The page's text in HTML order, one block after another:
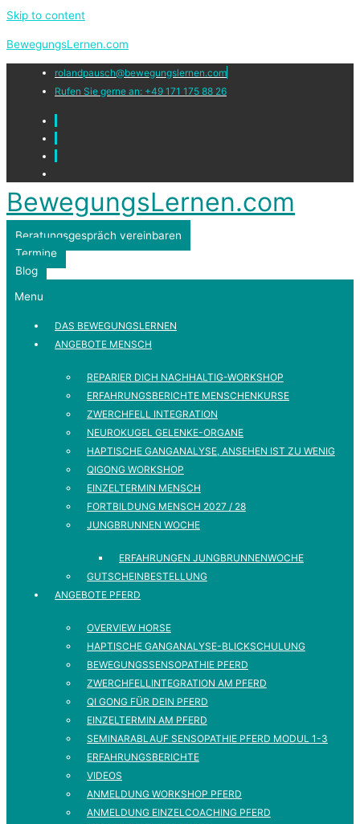
Skip to content
BewegungsLernen.com
rolandpausch@bewegungslernen.com
Rufen Sie gerne an: +49 171 175 88 26
BewegungsLernen.com
Beratungsgespräch vereinbaren
Termine
Blog
Menu
DAS BEWEGUNGSLERNEN
ANGEBOTE MENSCH
REPARIER DICH NACHHALTIG-WORKSHOP
ERFAHRUNGSBERICHTE MENSCHENKURSE
ZWERCHFELL INTEGRATION
NEUROKUGEL GELENKE-ORGANE
HAPTISCHE GANGANALYSE, ANSEHEN IST ZU WENIG
QIGONG WORKSHOP
EINZELTERMIN MENSCH
FORTBILDUNG MENSCH 2027 / 28
JUNGBRUNNEN WOCHE
ERFAHRUNGEN JUNGBRUNNENWOCHE
GUTSCHEINBESTELLUNG
ANGEBOTE PFERD
OVERVIEW HORSE
HAPTISCHE GANGANALYSE-BLICKSCHULUNG
BEWEGUNGSSENSOPATHIE PFERD
ZWERCHFELLINTEGRATION AM PFERD
QI GONG FÜR DEIN PFERD
EINZELTERMIN AM PFERD
SEMINARABLAUF SENSOPATHIE PFERD MODUL 1-3
ERFAHRUNGSBERICHTE
VIDEOS
ANMELDUNG WORKSHOP PFERD
ANMELDUNG EINZELCOACHING PFERD